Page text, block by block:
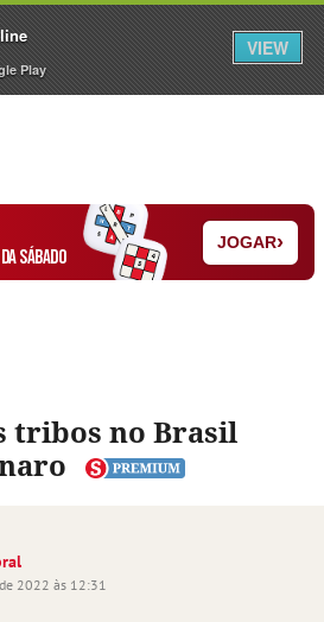
Assine Iniciar Sessão
SÁBADO
JOGAR›
tribos no Brasil
2022 às 12:31
Play
VIEW